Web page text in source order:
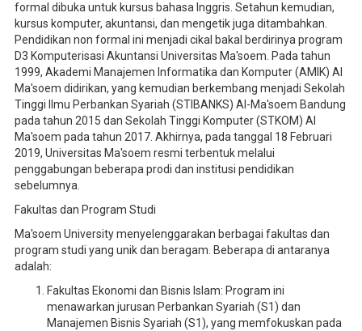
formal dibuka untuk kursus bahasa Inggris. Setahun kemudian,
kursus komputer, akuntansi, dan mengetik juga ditambahkan.
Pendidikan non formal ini menjadi cikal bakal berdirinya program
D3 Komputerisasi Akuntansi Universitas Ma'soem. Pada tahun
1999, Akademi Manajemen Informatika dan Komputer (AMIK) Al
Ma'soem didirikan, yang kemudian berkembang menjadi Sekolah
Tinggi Ilmu Perbankan Syariah (STIBANKS) Al-Ma'soem Bandung
pada tahun 2015 dan Sekolah Tinggi Komputer (STKOM) Al
Ma'soem pada tahun 2017. Akhirnya, pada tanggal 18 Februari
2019, Universitas Ma'soem resmi terbentuk melalui
penggabungan beberapa prodi dan institusi pendidikan
sebelumnya.
Fakultas dan Program Studi
Ma'soem University menyelenggarakan berbagai fakultas dan
program studi yang unik dan beragam. Beberapa di antaranya
adalah:
Fakultas Ekonomi dan Bisnis Islam: Program ini
menawarkan jurusan Perbankan Syariah (S1) dan
Manajemen Bisnis Syariah (S1), yang memfokuskan pada